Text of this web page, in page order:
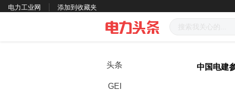
电力工业网 添加到收藏夹
头条
GEI
中国电建